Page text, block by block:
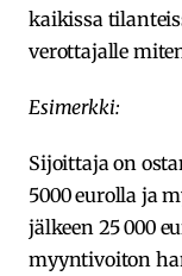
kaikissa
verottajalle
Esimerkki:
Sijoittaja on
5000 eurolla ja
jälkeen 25 000
myyntivoiton